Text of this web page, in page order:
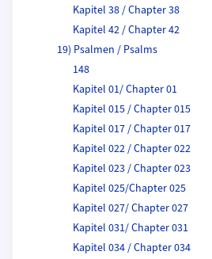
Kapitel 38 / Chapter 38
Kapitel 42 / Chapter 42
19) Psalmen / Psalms
148
Kapitel 01/ Chapter 01
Kapitel 015 / Chapter 015
Kapitel 017 / Chapter 017
Kapitel 022 / Chapter 022
Kapitel 023 / Chapter 023
Kapitel 025/Chapter 025
Kapitel 027/ Chapter 027
Kapitel 031/ Chapter 031
Kapitel 034 / Chapter 034